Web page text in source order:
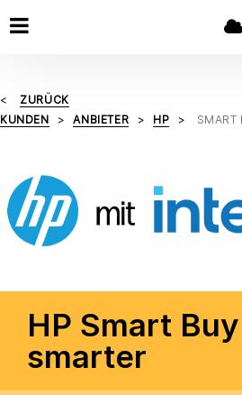
ZURÜCK
KUNDEN
ANBIETER HP SMART
HP Smart
smarter